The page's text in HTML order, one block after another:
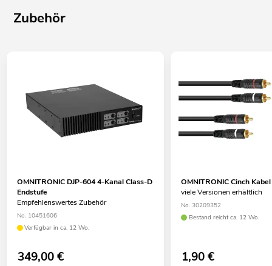
Zubehör
OMNITRONIC DJP-604 4-Kanal Class-D
Endstufe
Empfehlenswertes Zubehör
No. 10451606
Verfügbar in ca. 12 Wo.
349,00€
OMNITRONIC Cinch
viele Versionen erhältlich
No. 30209352
Bestand reicht ca. 12 Wo.
1,90€